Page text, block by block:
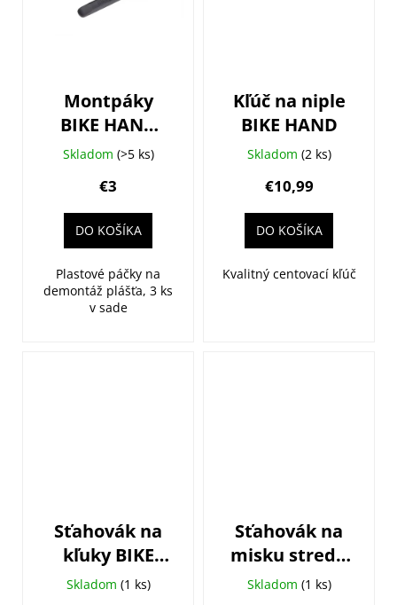
Montpáky
BIKE HAND
plast 3ks
Skladom (>5 ks)
€3
DO KOŠÍKA
Plastové páčky na
demontáž plášťa, 3 ks
v sade
Kľúč na niple
BIKE HAND
Skladom (2 ks)
€10,99
DO KOŠÍKA
Kvalitný centovací kľúč
Sťahovák na
kľuky BIKE
HAND
Skladom (1 ks)
Sťahovák na
misku stredu
pre Shimano
Skladom (1 ks)